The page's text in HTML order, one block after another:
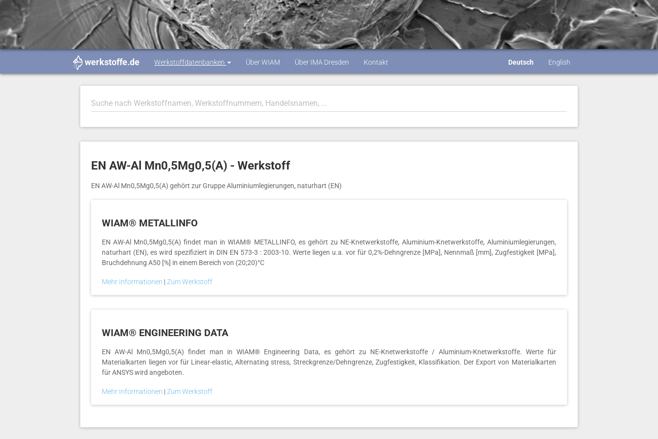
werkstoffe.de Werkstoffdatenbanken Über WIAM Über IMA Dresden Kontakt Deutsch English
EN AW-Al Mn0,5Mg0,5(A) - Werkstoff
EN AW-Al Mn0,5Mg0,5(A) gehört zur Gruppe Aluminiumlegierungen, naturhart (EN)
WIAM® METALLINFO
EN AW-Al Mn0,5Mg0,5(A) findet man in WIAM® METALLINFO, es gehört zu NE-Knetwerkstoffe, Aluminium-Knetwerkstoffe, Aluminiumlegierungen,
naturhart (EN), es wird spezifiziert in DIN EN 573-3 : 2003-10. Werte liegen u.a. vor für 0,2%-Dehngrenze [MPa], Nennmaß [mm], Zugfestigkeit [MPa],
Bruchdehnung A50 [%] in einem Bereich von (20;20)°C
Mehr Informationen | Zum Werkstoff
WIAM® ENGINEERING DATA
EN AW-Al Mn0,5Mg0,5(A) findet man in WIAM® Engineering Data, es gehört zu NE-Knetwerkstoffe / Aluminium-Knetwerkstoffe. Werte für
Materialkarten liegen vor für Linear-elastic, Alternating stress, Streckgrenze/Dehngrenze, Zugfestigkeit, Klassifikation. Der Export von Materialkarten
für ANSYS wird angeboten.
Mehr Informationen | Zum Werkstoff